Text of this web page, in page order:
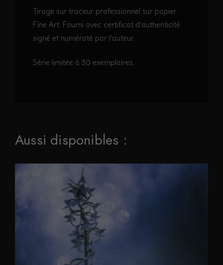
vieuxTirage sur traceur professionnel sur papier
Fine Art. Fourni avec certificat d’authenticité
signé et numéroté par l’auteur.
Série limitée à 30 exemplaires.
Aussi disponibles :